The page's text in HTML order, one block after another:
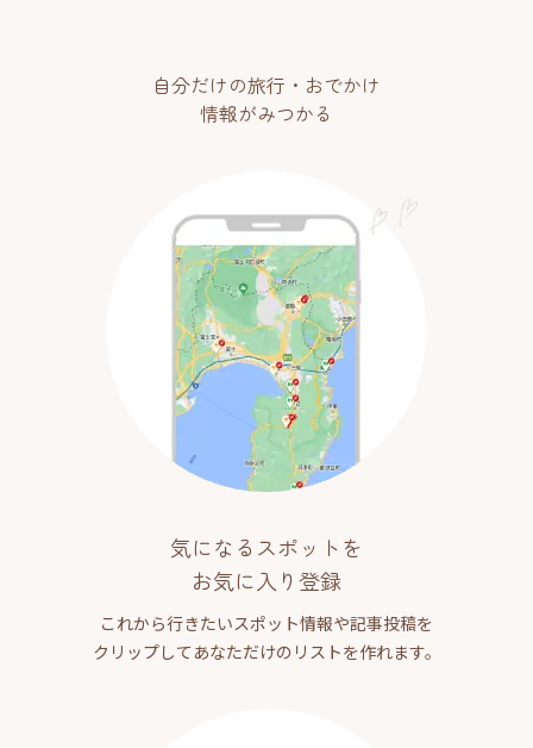
自分だけの旅行・おでかけ
情報がみつかる
気になるスポットを
お気に入り登録
これから行きたいスポット情報や記事投稿を
クリップしてあなただけのリストを作れます。